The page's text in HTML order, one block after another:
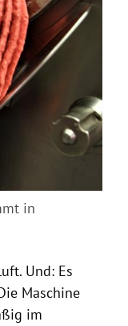
in
Und: Es
Maschine
im